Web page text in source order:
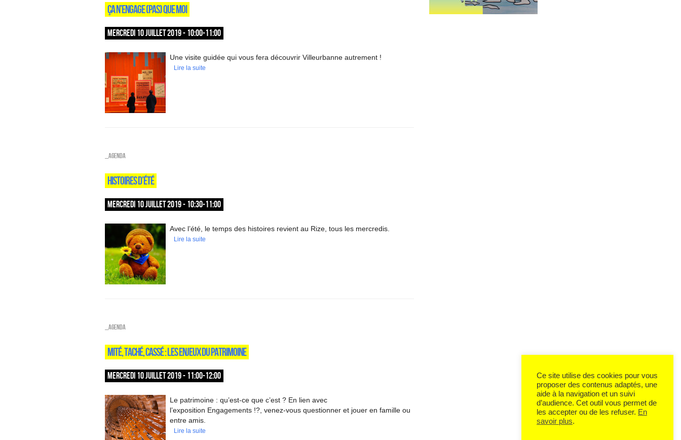
ÇA N’ENGAGE (PAS) QUE MOI
MERCREDI 10 JUILLET 2019 - 10:00-11:00
Une visite guidée qui vous fera découvrir Villeurbanne autrement !
Lire la suite
_Agenda
HISTOIRES D’ÉTÉ
MERCREDI 10 JUILLET 2019 - 10:30-11:00
Avec l’été, le temps des histoires revient au Rize, tous les mercredis.
Lire la suite
_Agenda
MITÉ, TACHÉ, CASSÉ : LES ENJEUX DU PATRIMOINE
MERCREDI 10 JUILLET 2019 - 11:00-12:00
Le patrimoine : qu’est-ce que c’est ? En lien avec
l’exposition Engagements !?, venez-vous questionner et jouer en famille ou
entre amis.
Lire la suite
Ce site utilise des cookies pour vous
proposer des contenus adaptés, une
aide à la navigation et un suivi
d’audience. Cet outil vous permet de
les accepter ou de les refuser. En
savoir plus.